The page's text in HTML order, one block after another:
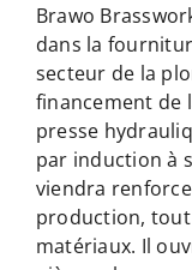
Brawo
dans la
secteur de la
financement de
presse
par induction à
viendra
production,
matériaux. Il